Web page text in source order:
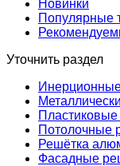
Новинки
Популярные
Уточнить раздел
Потолочные
Решётка
Фасадные